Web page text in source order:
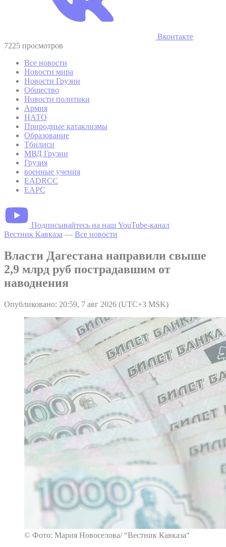
Вконтакте
7225 просмотров
Все новости
Новости мира
Новости Грузии
Общество
Новости политики
Армия
НАТО
Природные катаклизмы
Образование
Тбилиси
МВД Грузии
Грузия
военные учения
EADRCC
EAPC
Подписывайтесь на наш YouTube-канал
Вестник Кавказа — Все новости
Власти Дагестана направили свыше
2,9 млрд руб пострадавшим от
наводнения
Опубликовано: 20:59, 7 авг 2026 (UTC+3 MSK)
© Фото: Мария Новоселова/ “Вестник Кавказа“